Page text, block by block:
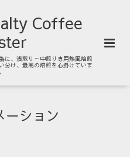
Coffee
に、浅煎り～中煎り専用熱風焙煎
分け、最高の焙煎を心掛けていま
ーション